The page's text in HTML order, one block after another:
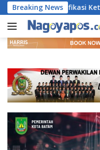
Langsung
ke
konten
Breaking News
Verifikasi Ketat